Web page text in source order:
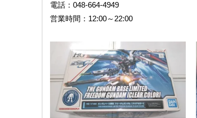
電話：048-664-4949
営業時間：12:00～22:00